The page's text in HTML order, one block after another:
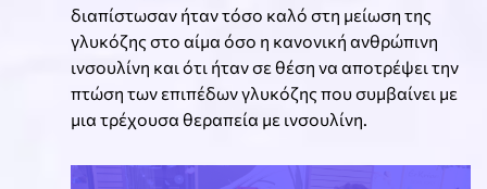
διαπίστωσαν ήταν τόσο καλό στη μείωση της
γλυκόζης στο αίμα όσο η κανονική ανθρώπινη
ινσουλίνη και ότι ήταν σε θέση να αποτρέψει την
πτώση των επιπέδων γλυκόζης που συμβαίνει με
μια τρέχουσα θεραπεία με ινσουλίνη.